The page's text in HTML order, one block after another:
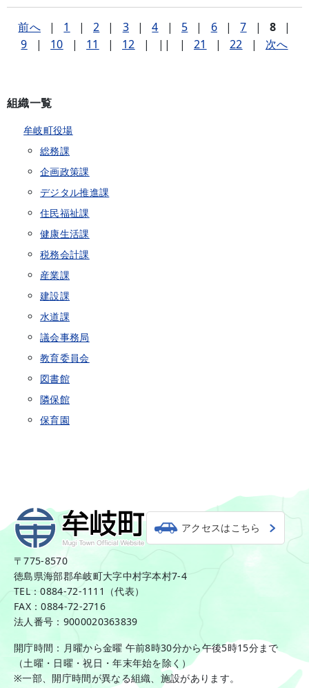
前へ | 1 | 2 | 3 | 4 | 5 | 6 | 7 | 8
|
9
| 10 | 11 | 12 | || | 21 | 22 | 次へ
組織一覧
牟岐町役場
総務課
企画政策課
デジタル推進課
住民福祉課
健康生活課
税務会計課
産業課
建設課
水道課
議会事務局
教育委員会
図書館
隣保館
保育園
アクセスはこちら
〒775-8570
徳島県海部郡牟岐町大字中村字本村7-4
TEL：0884-72-1111（代表）
FAX：0884-72-2716
法人番号：9000020363839
開庁時間：月曜から金曜 午前8時30分から午後5時15分まで
（土曜・日曜・祝日・年末年始を除く）
※一部、開庁時間が異なる組織、施設があります。